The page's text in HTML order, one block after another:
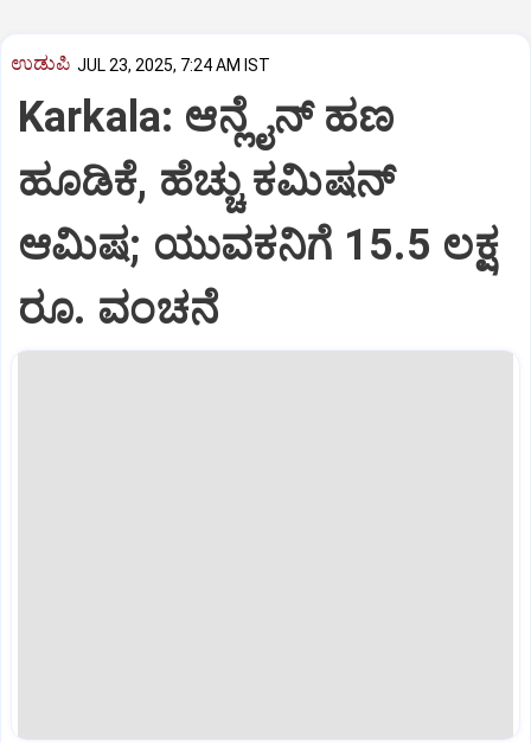
ಉಡುಪಿ JUL 23, 2025, 7:24 AM IST
Karkala: ಆನ್ಲೈನ್‌ ಹಣ
ಹೂಡಿಕೆ, ಹೆಚ್ಚು ಕಮಿಷನ್‌
ಆಮಿಷ; ಯುವಕನಿಗೆ 15.5 ಲಕ್ಷ
ರೂ. ವಂಚನೆ